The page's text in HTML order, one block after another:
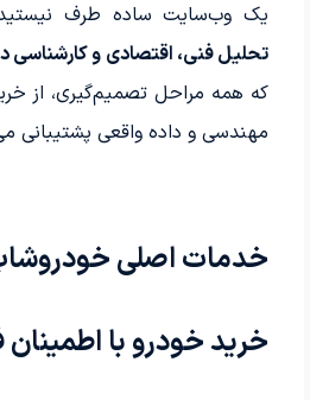
یک وب‌سایت ساده طرف
تحلیل فنی، اقتصادی و کارشناسی
که همه مراحل تصمیم‌گیری، از
مهندسی و داده واقعی پشتیبانی
خدمات اصلی
خرید خودرو با